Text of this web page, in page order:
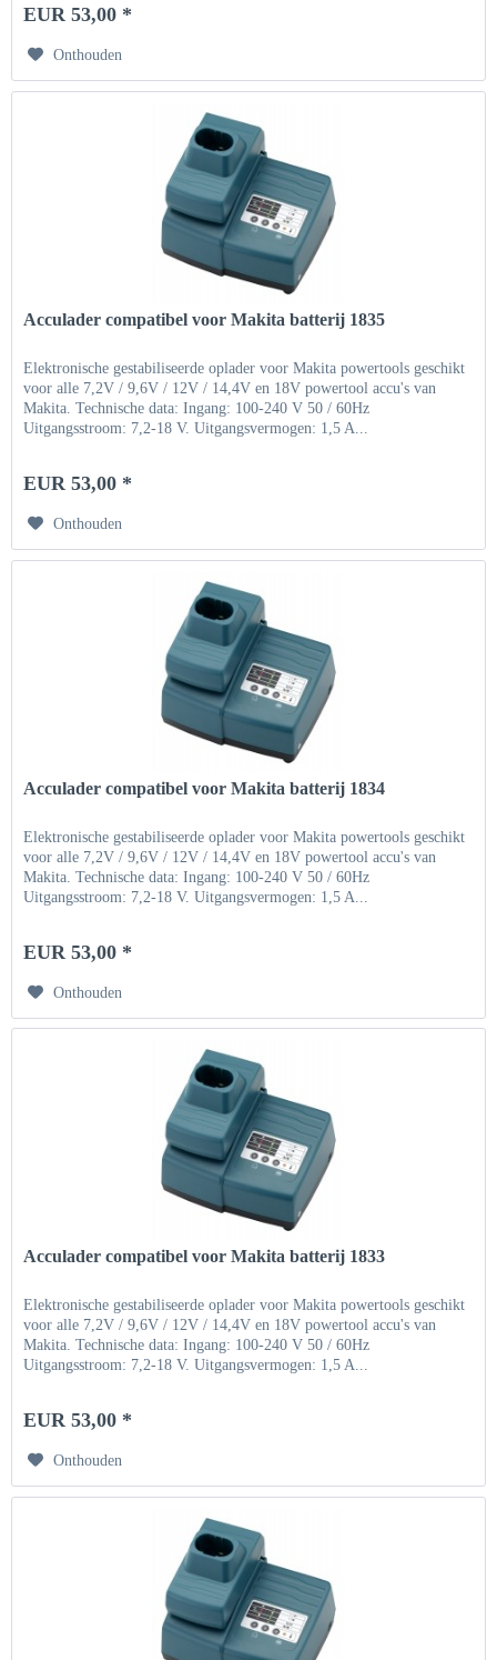
EUR 53,00 *
Onthouden
Acculader compatibel voor Makita batterij 1835
Elektronische gestabiliseerde oplader voor Makita powertools geschikt
voor alle 7,2V / 9,6V / 12V / 14,4V en 18V powertool accu's van
Makita. Technische data: Ingang: 100-240 V 50 / 60Hz
Uitgangsstroom: 7,2-18 V. Uitgangsvermogen: 1,5 A...
EUR 53,00 *
Onthouden
Acculader compatibel voor Makita batterij 1834
Elektronische gestabiliseerde oplader voor Makita powertools geschikt
voor alle 7,2V / 9,6V / 12V / 14,4V en 18V powertool accu's van
Makita. Technische data: Ingang: 100-240 V 50 / 60Hz
Uitgangsstroom: 7,2-18 V. Uitgangsvermogen: 1,5 A...
EUR 53,00 *
Onthouden
Acculader compatibel voor Makita batterij 1833
Elektronische gestabiliseerde oplader voor Makita powertools geschikt
voor alle 7,2V / 9,6V / 12V / 14,4V en 18V powertool accu's van
Makita. Technische data: Ingang: 100-240 V 50 / 60Hz
Uitgangsstroom: 7,2-18 V. Uitgangsvermogen: 1,5 A...
EUR 53,00 *
Onthouden